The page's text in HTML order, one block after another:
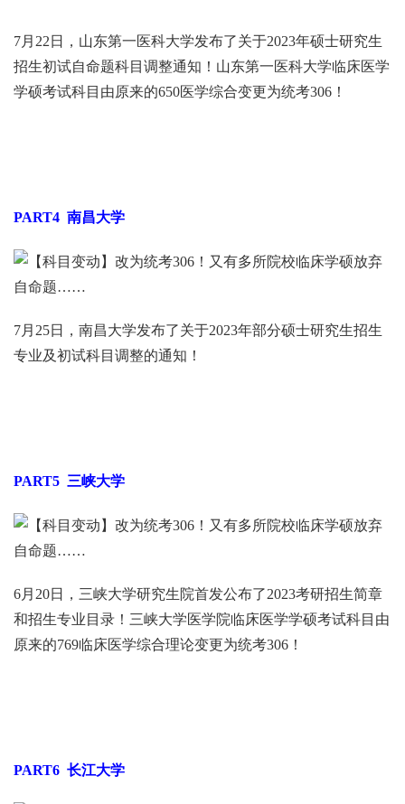
7月22日，山东第一医科大学发布了关于2023年硕士研究生
招生初试自命题科目调整通知！山东第一医科大学临床医学
学硕考试科目由原来的650医学综合变更为统考306！
PART4 南昌大学
7月25日，南昌大学发布了关于2023年部分硕士研究生招生
专业及初试科目调整的通知！
PART5 三峡大学
6月20日，三峡大学研究生院首发公布了2023考研招生简章
和招生专业目录！三峡大学医学院临床医学学硕考试科目由
原来的769临床医学综合理论变更为统考306！
PART6 长江大学